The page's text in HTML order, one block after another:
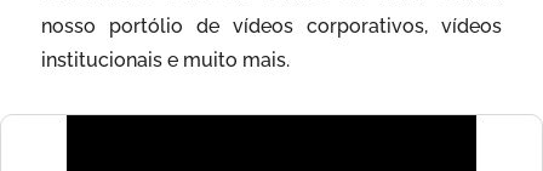
nosso portólio de vídeos corporativos, vídeos
institucionais e muito mais.